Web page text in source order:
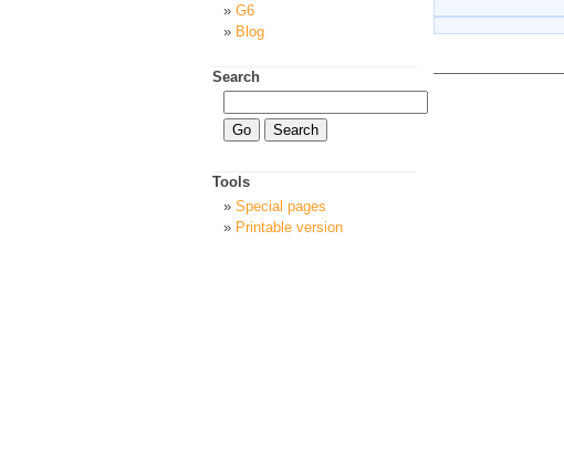
G6
Blog
Search
Tools
Special pages
Printable version